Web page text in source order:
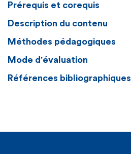
Prérequis et corequis
Description du contenu
Méthodes pédagogiques
Mode d'évaluation
Références bibliographiques